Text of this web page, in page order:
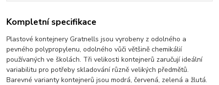
Kompletní specifikace
Plastové kontejnery Gratnells jsou vyrobeny z odolného a
pevného polypropylenu, odolného vůči většině chemikálií
používaných ve školách. Tři velikosti kontejnerů zaručují ideální
variabilitu pro potřeby skladování různě velikých předmětů.
Barevné varianty kontejnerů jsou modrá, červená, zelená a žlutá.